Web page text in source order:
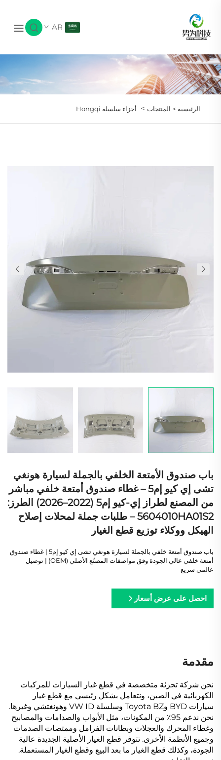
AR
الرئيسية > المنتجات> أجزاء سلسلة Hongqi
باب صندوق الأمتعة الخلفي بالجملة لسيارة هونغي
تشى إي كيو إم5 – غطاء صندوق أمتعة خلفي مباشر
من المصنع لطراز إي-كيو إم5 (2022–2026) الطرز:
5604010HA01S2 – طلبات جملة لمحلات إصلاح
الهيكل ووكلاء توزيع قطع الغيار
باب صندوق أمتعة خلفي بالجملة لسيارة هونغي تشى إي كيو إم5 | غطاء صندوق
أمتعة خلفي عالي الجودة وفق مواصفات المصنّع الأصلي (OEM) | توصيل
عالمي سريع
احصل على عرض أسعار
مقدمة
نحن شركة تجزئة متخصصة في قطع غيار السيارات للمركبات
الكهربائية في الصين، ونتعامل بشكل رئيسي مع قطع غيار
سيارات BYD وToyota BZ وسلسلة VW ID وهونغتشي وغيرها.
نحن ندعم 95٪ من المكونات، مثل الأبواب والصدامات والمصابيح
وغطاء المحرك والعجلات وبطانات الفرامل وممتصات الصدمات
وجميع الأنظمة الأخرى. تتوفر قطع الغيار الأصلية الجديدة عالية
الجودة، وكذلك قطع الغيار ما بعد البيع وقطع الغيار المستعملة.